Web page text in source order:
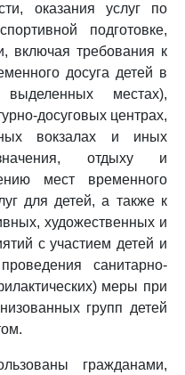
оказания услуг по
подготовке,
включая требования к
досуга детей в
местах),
досуговых центрах,
вокзалах и иных
отдыху и
мест временного
для детей, а также к
художественных и
с участием детей и
санитарно-
меры при
групп детей
гражданами,